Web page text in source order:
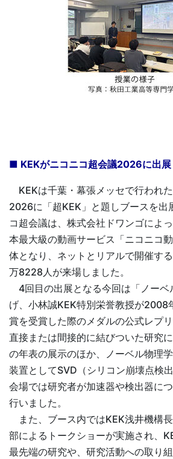
■ KEKがニコニコ超会議2026に出展
KEKは千葉・幕張メッセで行われ
2026に「超KEK」と題しブースを出
コ超会議は、株式会社ドワンゴによ
本最大級の動画サービス「ニコニコ
体となり、ネットとリアルで開催す
万8228人が来場しました。
4回目の出展となる今回は「ノーベ
げ、小林誠KEK特別栄誉教授が2008
賞を受賞した際のメダルの公式レプ
直接または間接的に結びついた研究
の年表の展示のほか、ノーベル物理
装置としてSVD（シリコン崩壊点検
会場では研究者が加速器や検出器に
行いました。
また、ブース内ではKEK浅井機構
部によるトークショーが実施され、
最先端の研究や、研究活動への取り